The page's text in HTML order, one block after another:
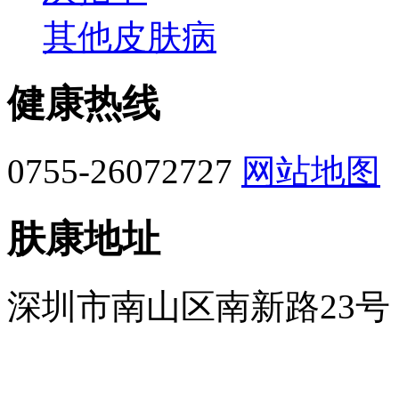
其他皮肤病
健康热线
0755-26072727 网站地图
肤康地址
深圳市南山区南新路23